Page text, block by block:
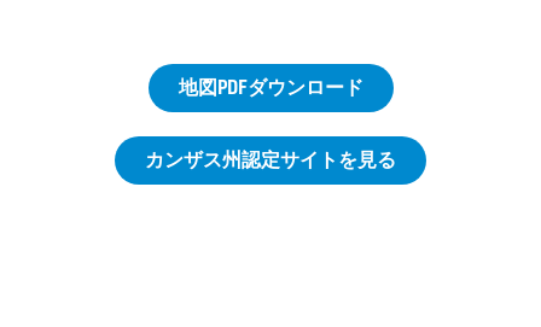
地図PDFダウンロード
カンザス州認定サイトを見る